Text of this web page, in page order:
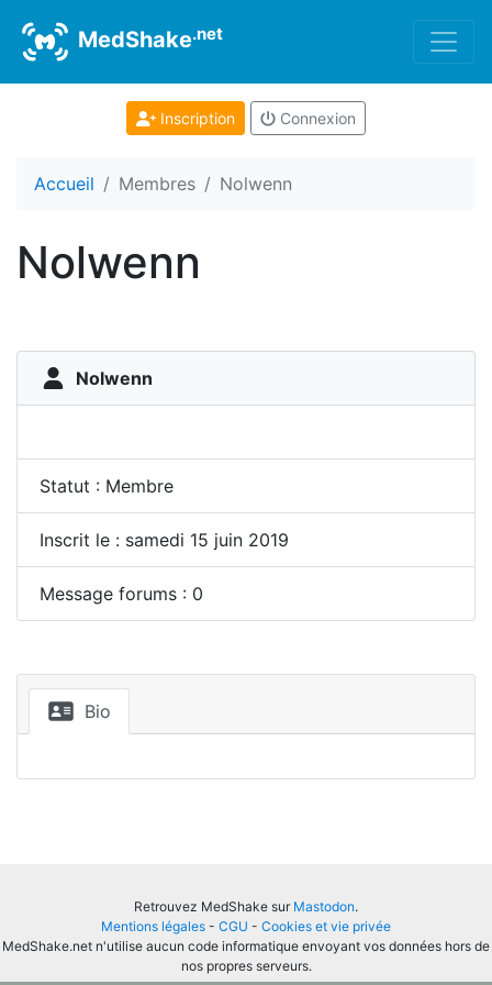
MedShake.net
Inscription Connexion
Accueil Membres Nolwenn
Nolwenn
Nolwenn
Statut : Membre
Inscrit le : samedi 15 juin 2019
Message forums : 0
Bio
Retrouvez MedShake sur Mastodon.
Mentions légales - CGU - Cookies et vie privée
MedShake.net n'utilise aucun code informatique envoyant vos données hors de
nos propres serveurs.